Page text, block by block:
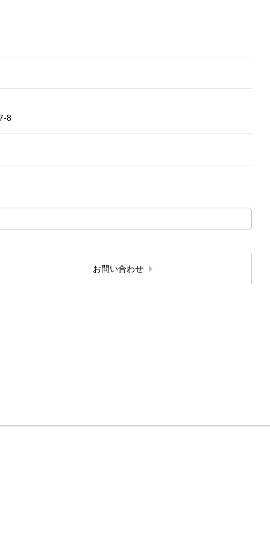
8
お問い合わせ